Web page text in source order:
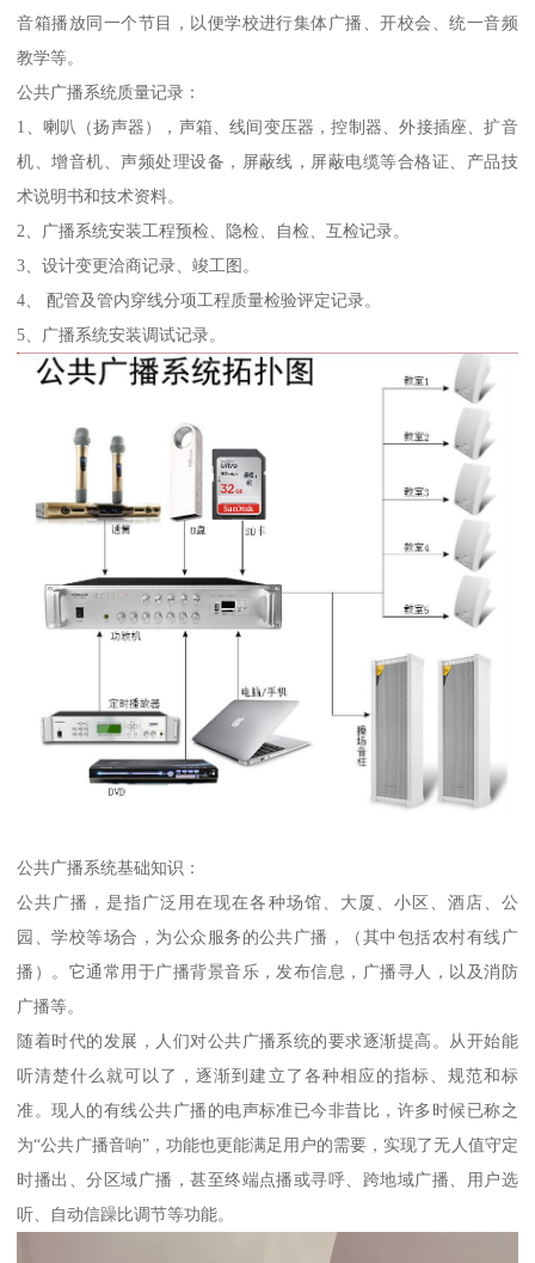
音箱播放同一个节目，以便学校进行集体广播、开校会、统一音频
教学等。
公共广播系统质量记录：
1、喇叭（扬声器），声箱、线间变压器，控制器、外接插座、扩音
机、增音机、声频处理设备，屏蔽线，屏蔽电缆等合格证、产品技
术说明书和技术资料。
2、广播系统安装工程预检、隐检、自检、互检记录。
3、设计变更洽商记录、竣工图。
4、 配管及管内穿线分项工程质量检验评定记录。
5、广播系统安装调试记录。
公共广播系统基础知识：
公共广播，是指广泛用在现在各种场馆、大厦、小区、酒店、公
园、学校等场合，为公众服务的公共广播，（其中包括农村有线广
播）。它通常用于广播背景音乐，发布信息，广播寻人，以及消防
广播等。
随着时代的发展，人们对公共广播系统的要求逐渐提高。从开始能
听清楚什么就可以了，逐渐到建立了各种相应的指标、规范和标
准。现人的有线公共广播的电声标准已今非昔比，许多时候已称之
为“公共广播音响”，功能也更能满足用户的需要，实现了无人值守定
时播出、分区域广播，甚至终端点播或寻呼、跨地域广播、用户选
听、自动信躁比调节等功能。